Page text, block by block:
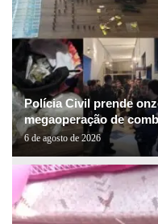
Polícia Civil prende
megaoperação de
6 de agosto de 2026